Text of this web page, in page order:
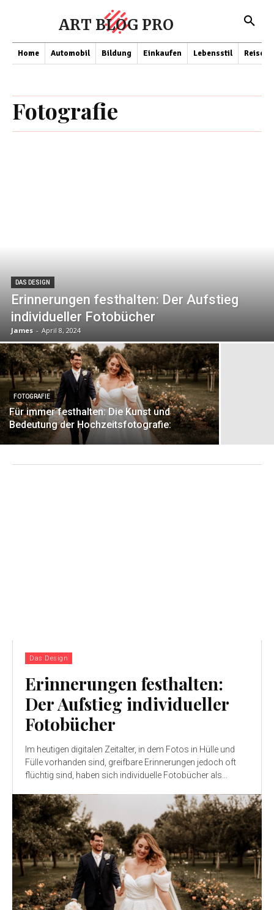
ART BLOG PRO
Home Automobil Bildung Einkaufen Lebensstil Reisen
Fotografie
DAS DESIGN
Erinnerungen festhalten: Der Aufstieg
individueller Fotobücher
James - April 8, 2024
FOTOGRAFIE
Für immer festhalten: Die Kunst und
Bedeutung der Hochzeitsfotografie:
Das Design
Erinnerungen festhalten:
Der Aufstieg individueller
Fotobücher
Im heutigen digitalen Zeitalter, in dem Fotos in Hülle und
Fülle vorhanden sind, greifbare Erinnerungen jedoch oft
flüchtig sind, haben sich individuelle Fotobücher als...